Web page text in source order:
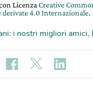
Licenza Creative
4.0 Internazionale.
i nostri migliori amici,